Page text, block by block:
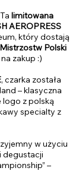
limitowana
AEROPRESS
który dostają
Polski
zakup :)
, czarka została
– klasyczna
logo z polską
specialty z
w użyciu
degustacji
–